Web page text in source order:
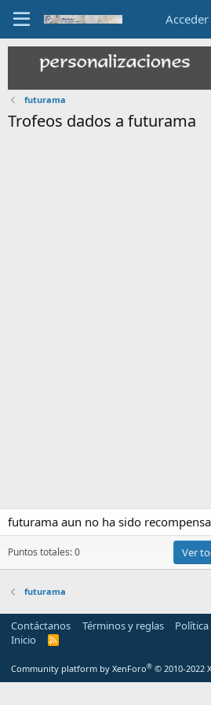
Acceder
futurama
Trofeos dados a futurama
futurama aun no ha sido
Puntos totales: 0 Ver
futurama
Contáctanos Términos y reglas
Inicio
R
S
Community platform by XenForo® © 2010-2022